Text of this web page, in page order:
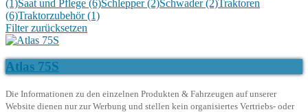
(1)Saat und Pflege (6)Schlepper(2)Schwader(2)Traktoren
(6)Traktorzubehör(1)
Filter zurücksetzen
Atlas 75S
Die Informationen zu den einzelnen Produkten & Fahrzeugen auf unserer
Website dienen nur zur Werbung und stellen kein organisiertes Vertriebs- oder